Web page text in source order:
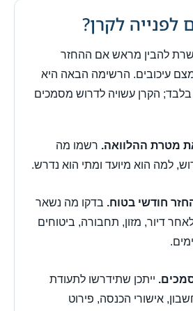
לפנייה לקרן?
להבין מראש אם ההחזר
עיכובים. הרשימה הבאה היא
הקרן עשויה לדרוש מסמכים
מטרת ההלוואה. רשמו מה
למה הוא מיועד ומתי הוא נדרש.
חודשי בטוח. בדקו מה נשאר
דיור, מזון, תחבורה, ביטוחים
ייתכן שתידרשו לתעודת
אישורי הכנסה, פירוט